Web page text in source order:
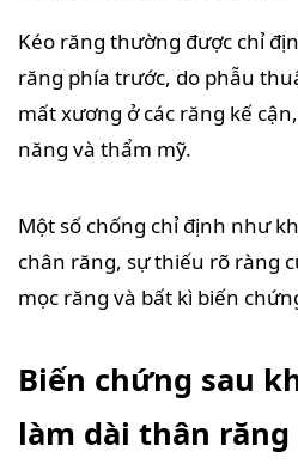
Kéo răng thường được chỉ
răng phía trước, do phẫu
mất xương ở các răng kế
năng và thẩm mỹ.
Một số chống chỉ định như
chân răng, sự thiếu rõ ràng
mọc răng và bất kì biến
Biến chứng sau
làm dài thân răng